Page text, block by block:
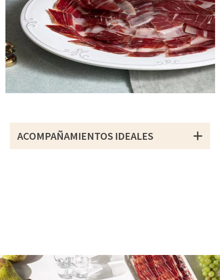
ACOMPAÑAMIENTOS IDEALES